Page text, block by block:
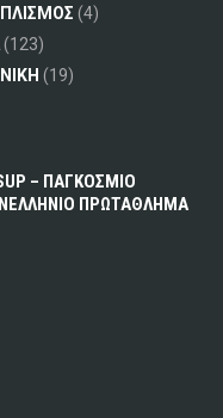
(4)
(123)
(19)
– ΠΑΓΚΟΣΜΙΟ
ΠΡΩΤΑΘΛΗΜΑ